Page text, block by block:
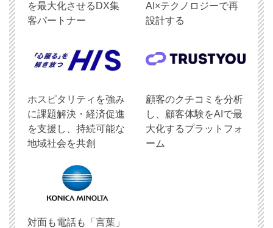
を最大化させるDX集
客パートナー
AI×テクノロジーで再
設計する
ホスピタリティを強み
に課題解決・経済促進
を支援し、持続可能な
地域社会を共創
顧客のクチコミを分析
し、顧客体験をAIで最
大化するプラットフォ
ーム
対面も電話も「言葉」